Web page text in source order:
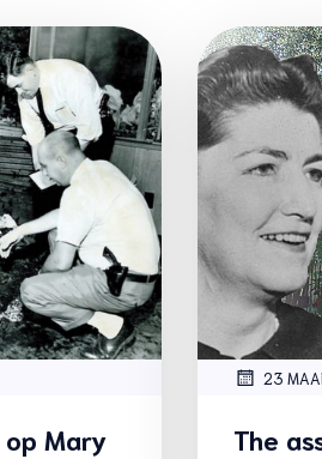
Mary
23
The